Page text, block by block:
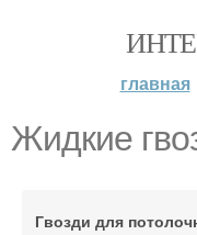
главная
Жидкие
Гвозди для